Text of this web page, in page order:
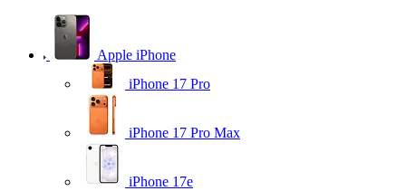
Apple iPhone
iPhone 17 Pro
iPhone 17 Pro Max
iPhone 17e